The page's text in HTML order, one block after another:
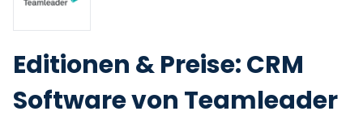
Editionen & Preise: CRM
Software von Teamleader